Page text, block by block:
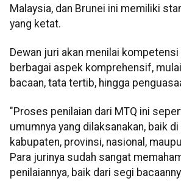
Malaysia, dan Brunei ini memiliki
yang ketat.
Dewan juri akan menilai
berbagai aspek komprehensif,
bacaan, tata tertib, hingga
"Proses penilaian dari MTQ ini
umumnya yang dilaksanakan, baik
kabupaten, provinsi, nasional,
Para jurinya sudah sangat
penilaiannya, baik dari segi